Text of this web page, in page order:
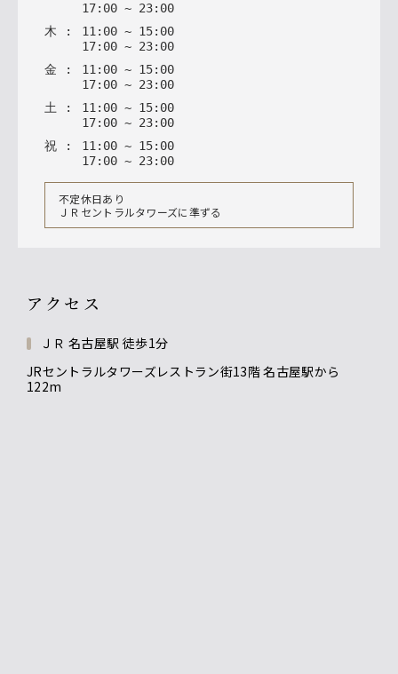
17: 00 ~ 23: 00
木 : 11 : 00 ~ 15: 00
17: 00 ~ 23: 00
金 : 11 : 00 ~ 15: 00
17: 00 ~ 23: 00
土 : 11 : 00 ~ 15: 00
17: 00 ~ 23: 00
祝 : 11 : 00 ~ 15: 00
17: 00 ~ 23: 00
不定休日あり
ＪＲセントラルタワーズに準ずる
アクセス
ＪＲ 名古屋駅 徒歩1分
JRセントラルタワーズレストラン街13階 名古屋駅から
122m